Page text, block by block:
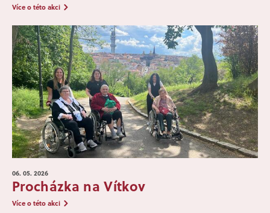
Více o této akci
06. 05.2026
Procházka na Vítkov
Více o této akci